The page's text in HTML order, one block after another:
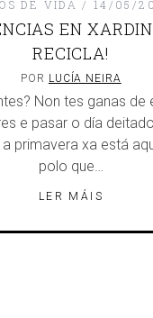
DE VIDA 14/05/
EN
RECICLA!
POR LUCÍA NEIRA
Non tes ganas de
e pasar o día
primavera xa está
polo que…
LER MÁIS